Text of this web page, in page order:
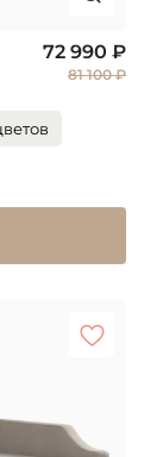
72 990 ₽
81 100 ₽